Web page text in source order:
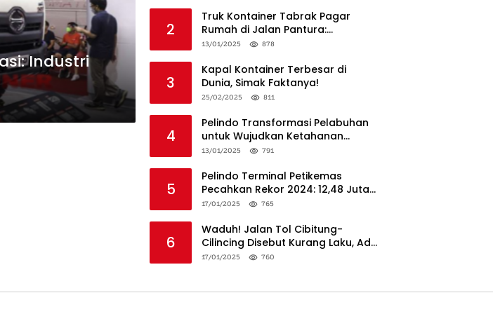
Industri
2
Truk Kontainer Tabrak Pagar
Rumah di Jalan Pantura:
Kronologi dan Langkah
13/01/2025 878
3
Kapal Kontainer Terbesar di
Dunia, Simak Faktanya!
25/02/2025 811
4
Pelindo Transformasi Pelabuhan
untuk Wujudkan Ketahanan
Logistik dan Daya Saing Global
13/01/2025 791
5
Pelindo Terminal Petikemas
Pecahkan Rekor 2024: 12,48 Juta
TEUs, Bukti Keunggulan Logistik
17/01/2025 765
6
Waduh! Jalan Tol Cibitung-
Cilincing Disebut Kurang Laku, Ada
Apa?
17/01/2025 760